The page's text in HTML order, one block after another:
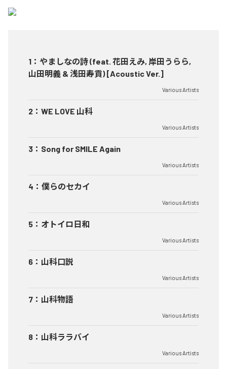
1 ： やましなの詩 (feat. 花田えみ, 岸田うらら,
山田明義 & 浅田寿貢) [Acoustic Ver.]
Various Artists
2 ： WE LOVE 山科
Various Artists
3 ： Song for SMILE Again
Various Artists
4 ： 僕らのセカイ
Various Artists
5 ： オトイロ日和
Various Artists
6 ： 山科口説
Various Artists
7 ： 山科物語
Various Artists
8 ： 山科ララバイ
Various Artists